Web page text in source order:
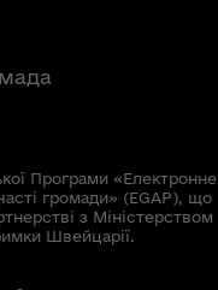
Програми «Електронне
громади» (EGAP), що
з Міністерством
Швейцарії.